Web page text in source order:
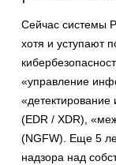
Сейчас системы
хотя и уступают
«управление
«детектирование
(EDR / XDR),
(NGFW). Еще 5
надзора над